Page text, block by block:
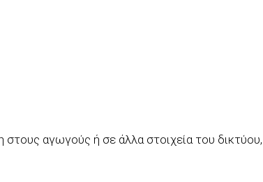
στους αγωγούς ή σε άλλα στοιχεία του δικτύου,